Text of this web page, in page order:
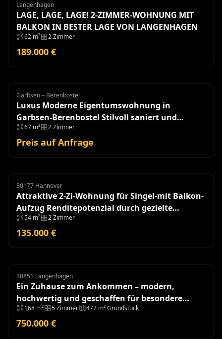
Wohnung
Langenhagen
LAGE, LAGE, LAGE! 2-ZIMMER-WOHNUNG MIT
BALKON IN BESTER LAGE VON LANGENHAGEN
62 m² 2 Zimmer
189.000 €
Eigentumswohnung
Garbsen – Berenbostel
Luxus Moderne Eigentumswohnung in
Garbsen-Berenbostel Stilvoll saniert und
einzugsbereit!
67 m² 2 Zimmer
Preis auf Anfrage
Eigentumswohnung
30177 Hannover
Attraktive 2-Zi-Wohnung für Singel-mit Balkon-
Aufzug Renditepotenzial durch gezielte
Modernisierung
54 m² 2 Zimmer
135.000 €
Doppelhaushälfte
30851 Langenhagen
Ein Zuhause zum Ankommen – modern,
hochwertig und geschaffen für besondere
Momente - Baujahr 2018
168 m² 5 Zimmer 472 m² Grundstück
750.000 €